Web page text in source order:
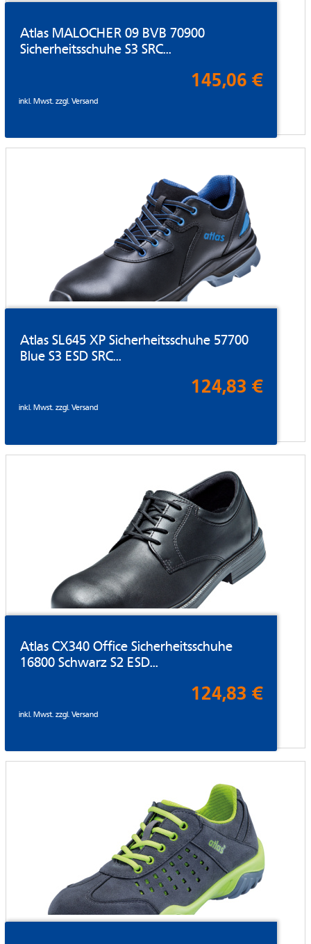
Atlas MALOCHER 09 BVB 70900
Sicherheitsschuhe S3 SRC...
145,06 €
inkl. Mwst. zzgl.Versand
Atlas SL645 XP Sicherheitsschuhe 57700
Blue S3 ESD SRC...
124,83 €
inkl. Mwst. zzgl.Versand
Atlas CX340 Office Sicherheitsschuhe
16800 Schwarz S2 ESD...
124,83 €
inkl. Mwst. zzgl.Versand